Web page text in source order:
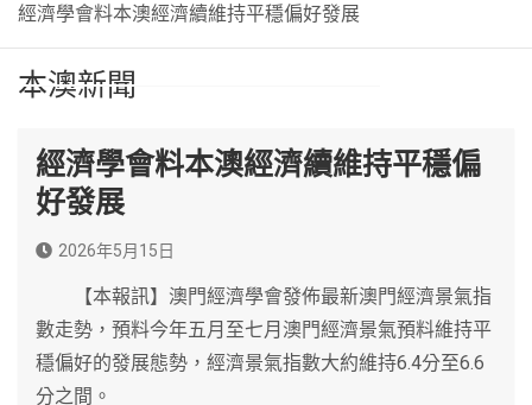
經濟學會料本澳經濟續維持平穩偏好發展
本澳新聞
經濟學會料本澳經濟續維持平穩偏
好發展
2026年5月15日
【本報訊】澳門經濟學會發佈最新澳門經濟景氣指
數走勢，預料今年五月至七月澳門經濟景氣預料維持平
穩偏好的發展態勢，經濟景氣指數大約維持6.4分至6.6
分之間。